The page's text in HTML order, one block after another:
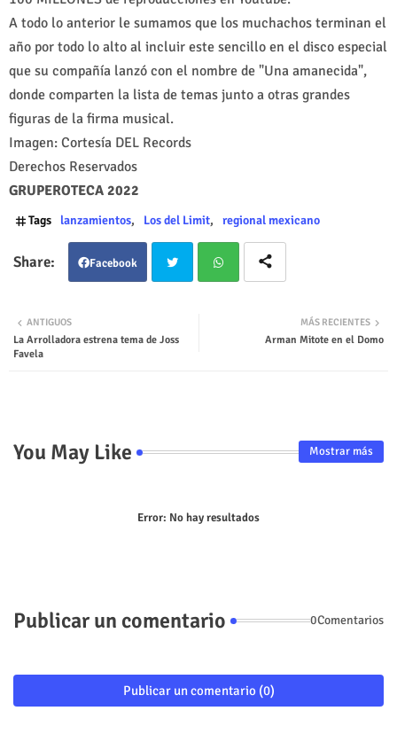
A todo lo anterior le sumamos que los muchachos terminan el
año por todo lo alto al incluir este sencillo en el disco especial
que su compañía lanzó con el nombre de "Una amanecida",
donde comparten la lista de temas junto a otras grandes
figuras de la firma musical.
Imagen: Cortesía DEL Records
Derechos Reservados
GRUPEROTECA 2022
Tags lanzamientos Los del Limit regional mexicano
Facebook
ter
MÁS RECIENTES
Arman Mitote en el Domo
ANTIGUOS
La Arrolladora estrena tema de Joss
Favela
You May Like Mostrar más
Error: No hay resultados
Publicar un comentario 0Comentarios
Publicar un comentario (0)